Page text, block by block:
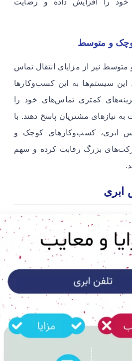
را افزایش داده و رضایت
نیز از مزایای انتقال تماس
سیستم‌ها به این کسب‌وکارها
کمتری تماس‌های خود را
نیازهای مشتریان پاسخ دهند. با
ابری، کسب‌وکارهای کوچک و
بزرگ رقابت کرده و سهم
ابری